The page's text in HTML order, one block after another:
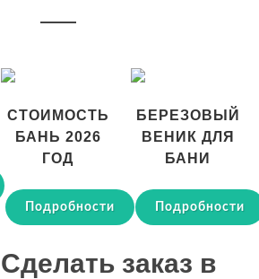
СТОИМОСТЬ
БАНЬ 2026
ГОД
Подробности
БЕРЕЗОВЫЙ
ВЕНИК ДЛЯ
БАНИ
Подробности
Сделать заказ в